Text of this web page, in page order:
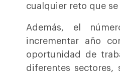
cualquier reto que se
Además, el
incrementar año
oportunidad de
diferentes sectores,